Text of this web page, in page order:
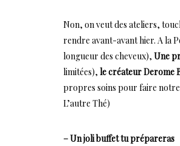
Non, on veut des ateliers,
rendre avant-avant hier. A la
longueur des cheveux), Une
limitées), le créateur Derome
propres soins pour faire
L’autre Thé)
– Un joli buffet tu prépareras